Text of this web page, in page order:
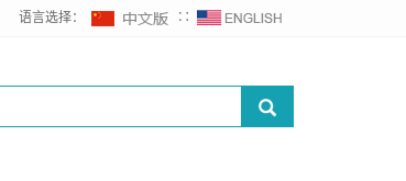
语言选择： ∷